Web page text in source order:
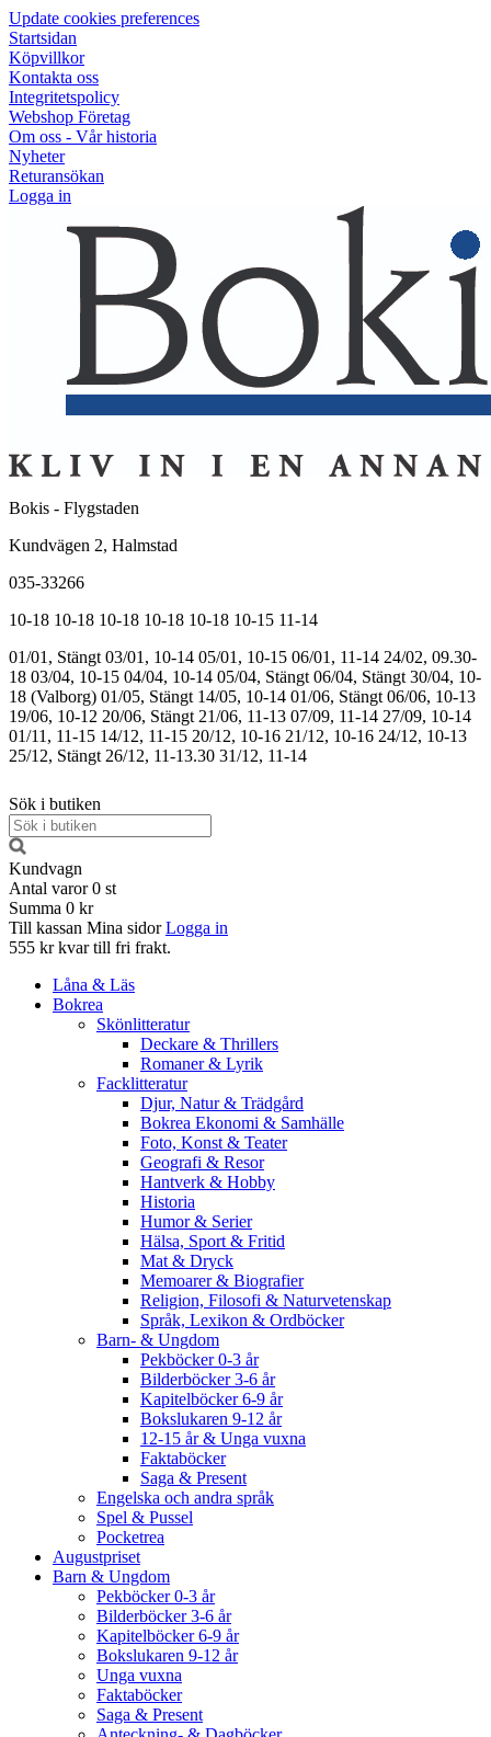
Update cookies preferences
Startsidan
Köpvillkor
Kontakta oss
Integritetspolicy
Webshop Företag
Om oss - Vår historia
Nyheter
Returansökan
Logga in
Bokis - Flygstaden
Kundvägen 2, Halmstad
035-33266
10-18 10-18 10-18 10-18 10-18 10-15 11-14
01/01, Stängt 03/01, 10-14 05/01, 10-15 06/01, 11-14 24/02, 09.30-
18 03/04, 10-15 04/04, 10-14 05/04, Stängt 06/04, Stängt 30/04, 10-
18 (Valborg) 01/05, Stängt 14/05, 10-14 01/06, Stängt 06/06, 10-13
19/06, 10-12 20/06, Stängt 21/06, 11-13 07/09, 11-14 27/09, 10-14
01/11, 11-15 14/12, 11-15 20/12, 10-16 21/12, 10-16 24/12, 10-13
25/12, Stängt 26/12, 11-13.30 31/12, 11-14
Sök i butiken
Kundvagn
Antal varor 0 st
Summa 0 kr
Till kassan Mina sidor Logga in
555 kr kvar till fri frakt.
Låna & Läs
Bokrea
Skönlitteratur
Deckare & Thrillers
Romaner & Lyrik
Facklitteratur
Djur, Natur & Trädgård
Bokrea Ekonomi & Samhälle
Foto, Konst & Teater
Geografi & Resor
Hantverk & Hobby
Historia
Humor & Serier
Hälsa, Sport & Fritid
Mat & Dryck
Memoarer & Biografier
Religion, Filosofi & Naturvetenskap
Språk, Lexikon & Ordböcker
Barn- & Ungdom
Pekböcker 0-3 år
Bilderböcker 3-6 år
Kapitelböcker 6-9 år
Bokslukaren 9-12 år
12-15 år & Unga vuxna
Faktaböcker
Saga & Present
Engelska och andra språk
Spel & Pussel
Pocketrea
Augustpriset
Barn & Ungdom
Pekböcker 0-3 år
Bilderböcker 3-6 år
Kapitelböcker 6-9 år
Bokslukaren 9-12 år
Unga vuxna
Faktaböcker
Saga & Present